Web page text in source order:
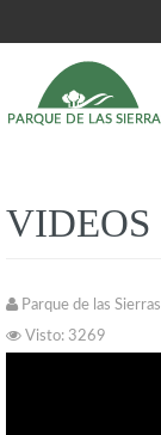
VIDEOS
Parque de las Sierras
Visto: 3269